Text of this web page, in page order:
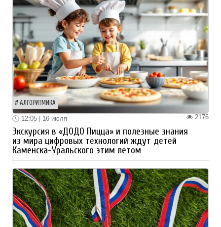
АЛГОРИТМИКА
2176
12:05 | 16 июля
Экскурсия в «ДОДО Пицца» и полезные знания
из мира цифровых технологий ждут детей
Каменска-Уральского этим летом